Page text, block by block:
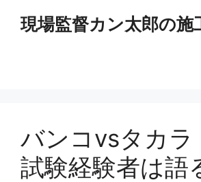
現場監督カン太郎の施
バンコvsタカ
試験経験者は語